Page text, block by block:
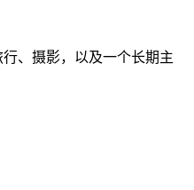
、摄影，以及一个长期主